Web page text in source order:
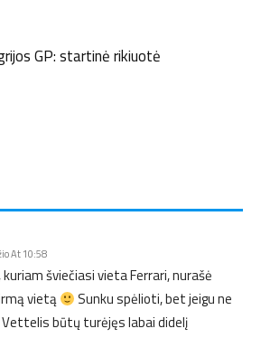
GP: startinė rikiuotė
At 10:58
šviečiasi vieta Ferrari, nurašė
vietą
Sunku spėlioti, bet jeigu ne
būtų turėjęs labai didelį